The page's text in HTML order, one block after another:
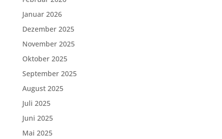
Januar 2026
Dezember 2025
November 2025
Oktober 2025
September 2025
August 2025
Juli 2025
Juni 2025
Mai 2025